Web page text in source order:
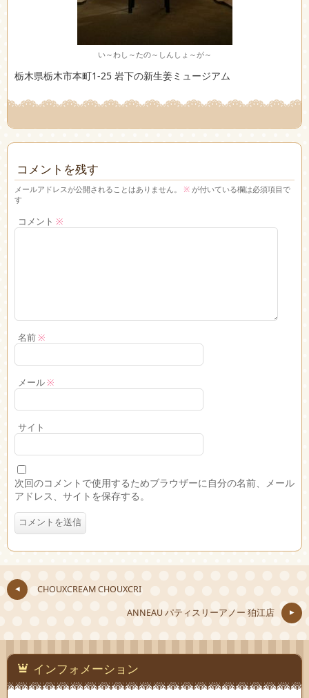
い～わし～たの～しんしょ～が～
栃木県栃木市本町1-25 岩下の新生姜ミュージアム
コメントを残す
メールアドレスが公開されることはありません。 ※ が付いている欄は必須項目で
す
コメント ※
名前※
メール※
サイト
次回のコメントで使用するためブラウザーに自分の名前、メール
アドレス、サイトを保存する。
CHOUXCREAM CHOUXCRI
ANNEAU パティスリーアノー 狛江店
インフォメーション